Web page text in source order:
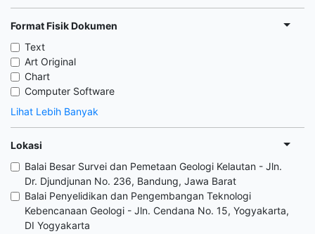
Format Fisik Dokumen
Text
Art Original
Chart
Computer Software
Lihat Lebih Banyak
Lokasi
Balai Besar Survei dan Pemetaan Geologi Kelautan - Jln.
Dr. Djundjunan No. 236, Bandung, Jawa Barat
Balai Penyelidikan dan Pengembangan Teknologi
Kebencanaan Geologi - Jln. Cendana No. 15, Yogyakarta,
DI Yogyakarta